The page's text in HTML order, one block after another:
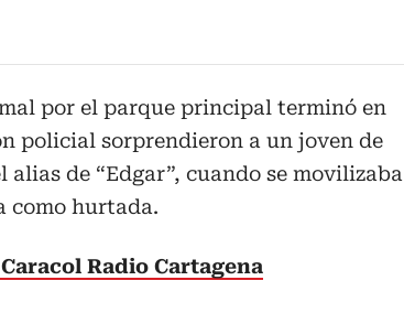
por el parque principal terminó en
policial sorprendieron a un joven de
alias de “Edgar”, cuando se movilizaba
como hurtada.
Radio Cartagena